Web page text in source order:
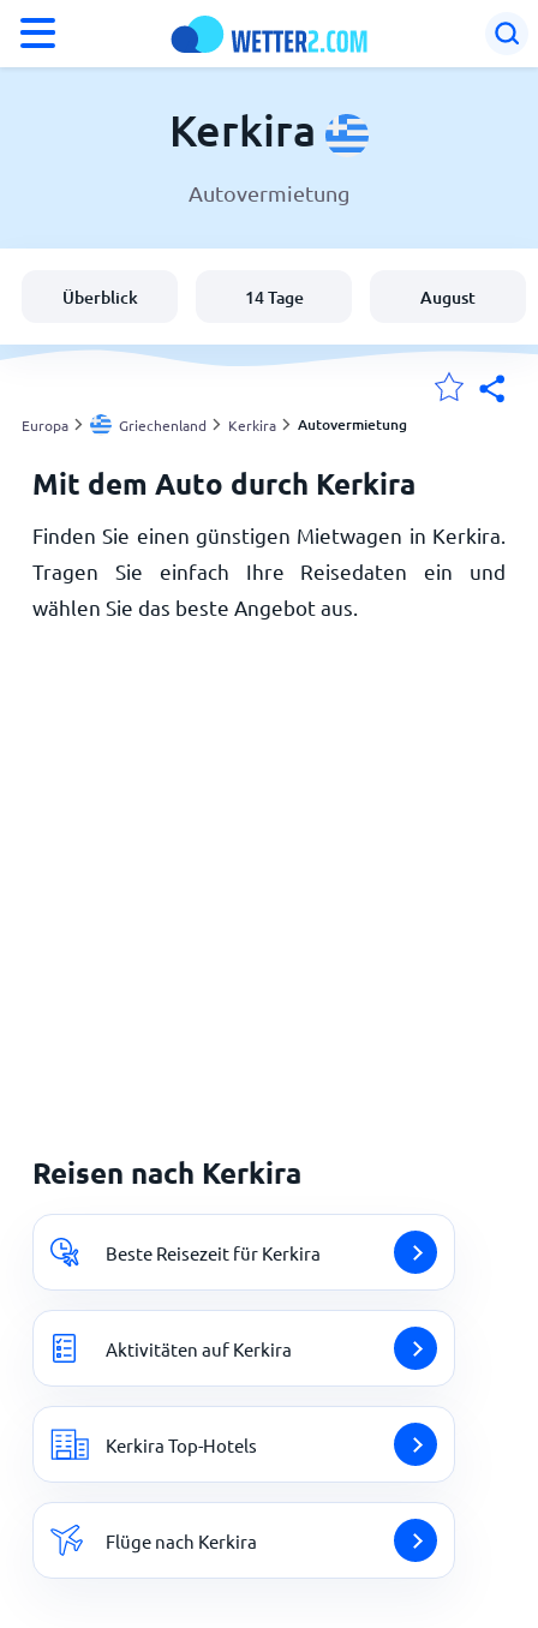
Schweiz
Deutschland
Meine Standorte
Startseite
Kerkira
Autovermietung
Überblick 14 Tage August
Europa Griechenland Kerkira Autovermietung
Mit dem Auto durch Kerkira
Finden Sie einen günstigen Mietwagen in Kerkira.
Tragen Sie einfach Ihre Reisedaten ein und
wählen Sie das beste Angebot aus.
Reisen nach Kerkira
Beste Reisezeit für Kerkira
Aktivitäten auf Kerkira
Kerkira Top-Hotels
Flüge nach Kerkira